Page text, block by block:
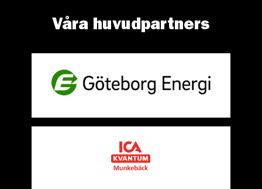
Våra huvudpartners